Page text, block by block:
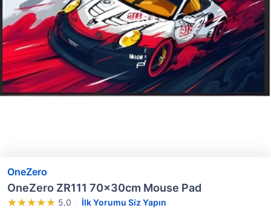
OneZero
OneZero ZR111 70x30cm Mouse Pad
5.0 İlk Yorumu Siz Yapın